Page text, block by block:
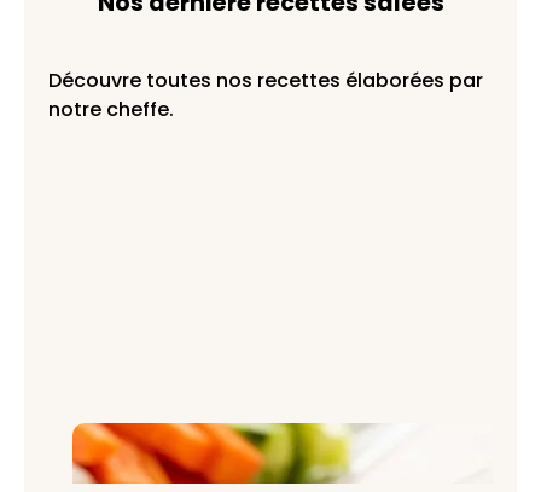
Découvre toutes nos recettes élaborées par
notre cheffe.
Mayonnaise maison onctueuse : la
recette inratable